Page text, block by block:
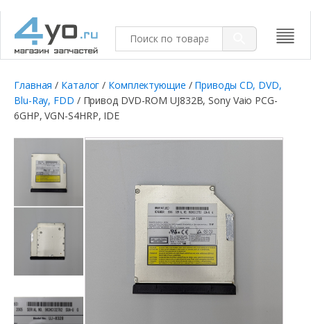
Главная / Каталог / Комплектующие / Приводы CD, DVD,
Blu-Ray, FDD / Привод DVD-ROM UJ832B, Sony Vaio PCG-
6GHP, VGN-S4HRP, IDE